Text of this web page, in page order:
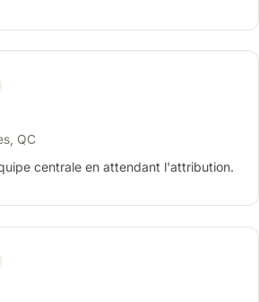
QC
centrale en attendant l'attribution.